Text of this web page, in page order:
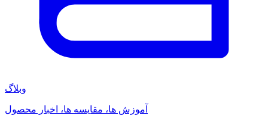
وبلاگ
آموزش ها، مقایسه ها، اخبار محصول